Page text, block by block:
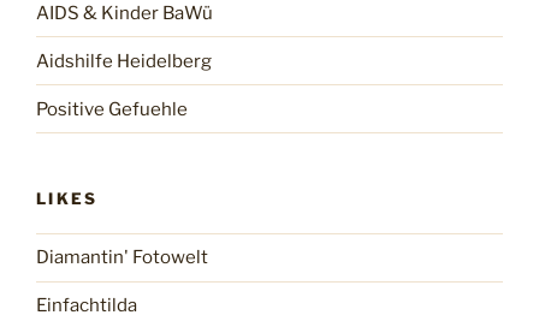
AIDS & Kinder BaWü
Aidshilfe Heidelberg
Positive Gefuehle
LIKES
Diamantin' Fotowelt
Einfachtilda